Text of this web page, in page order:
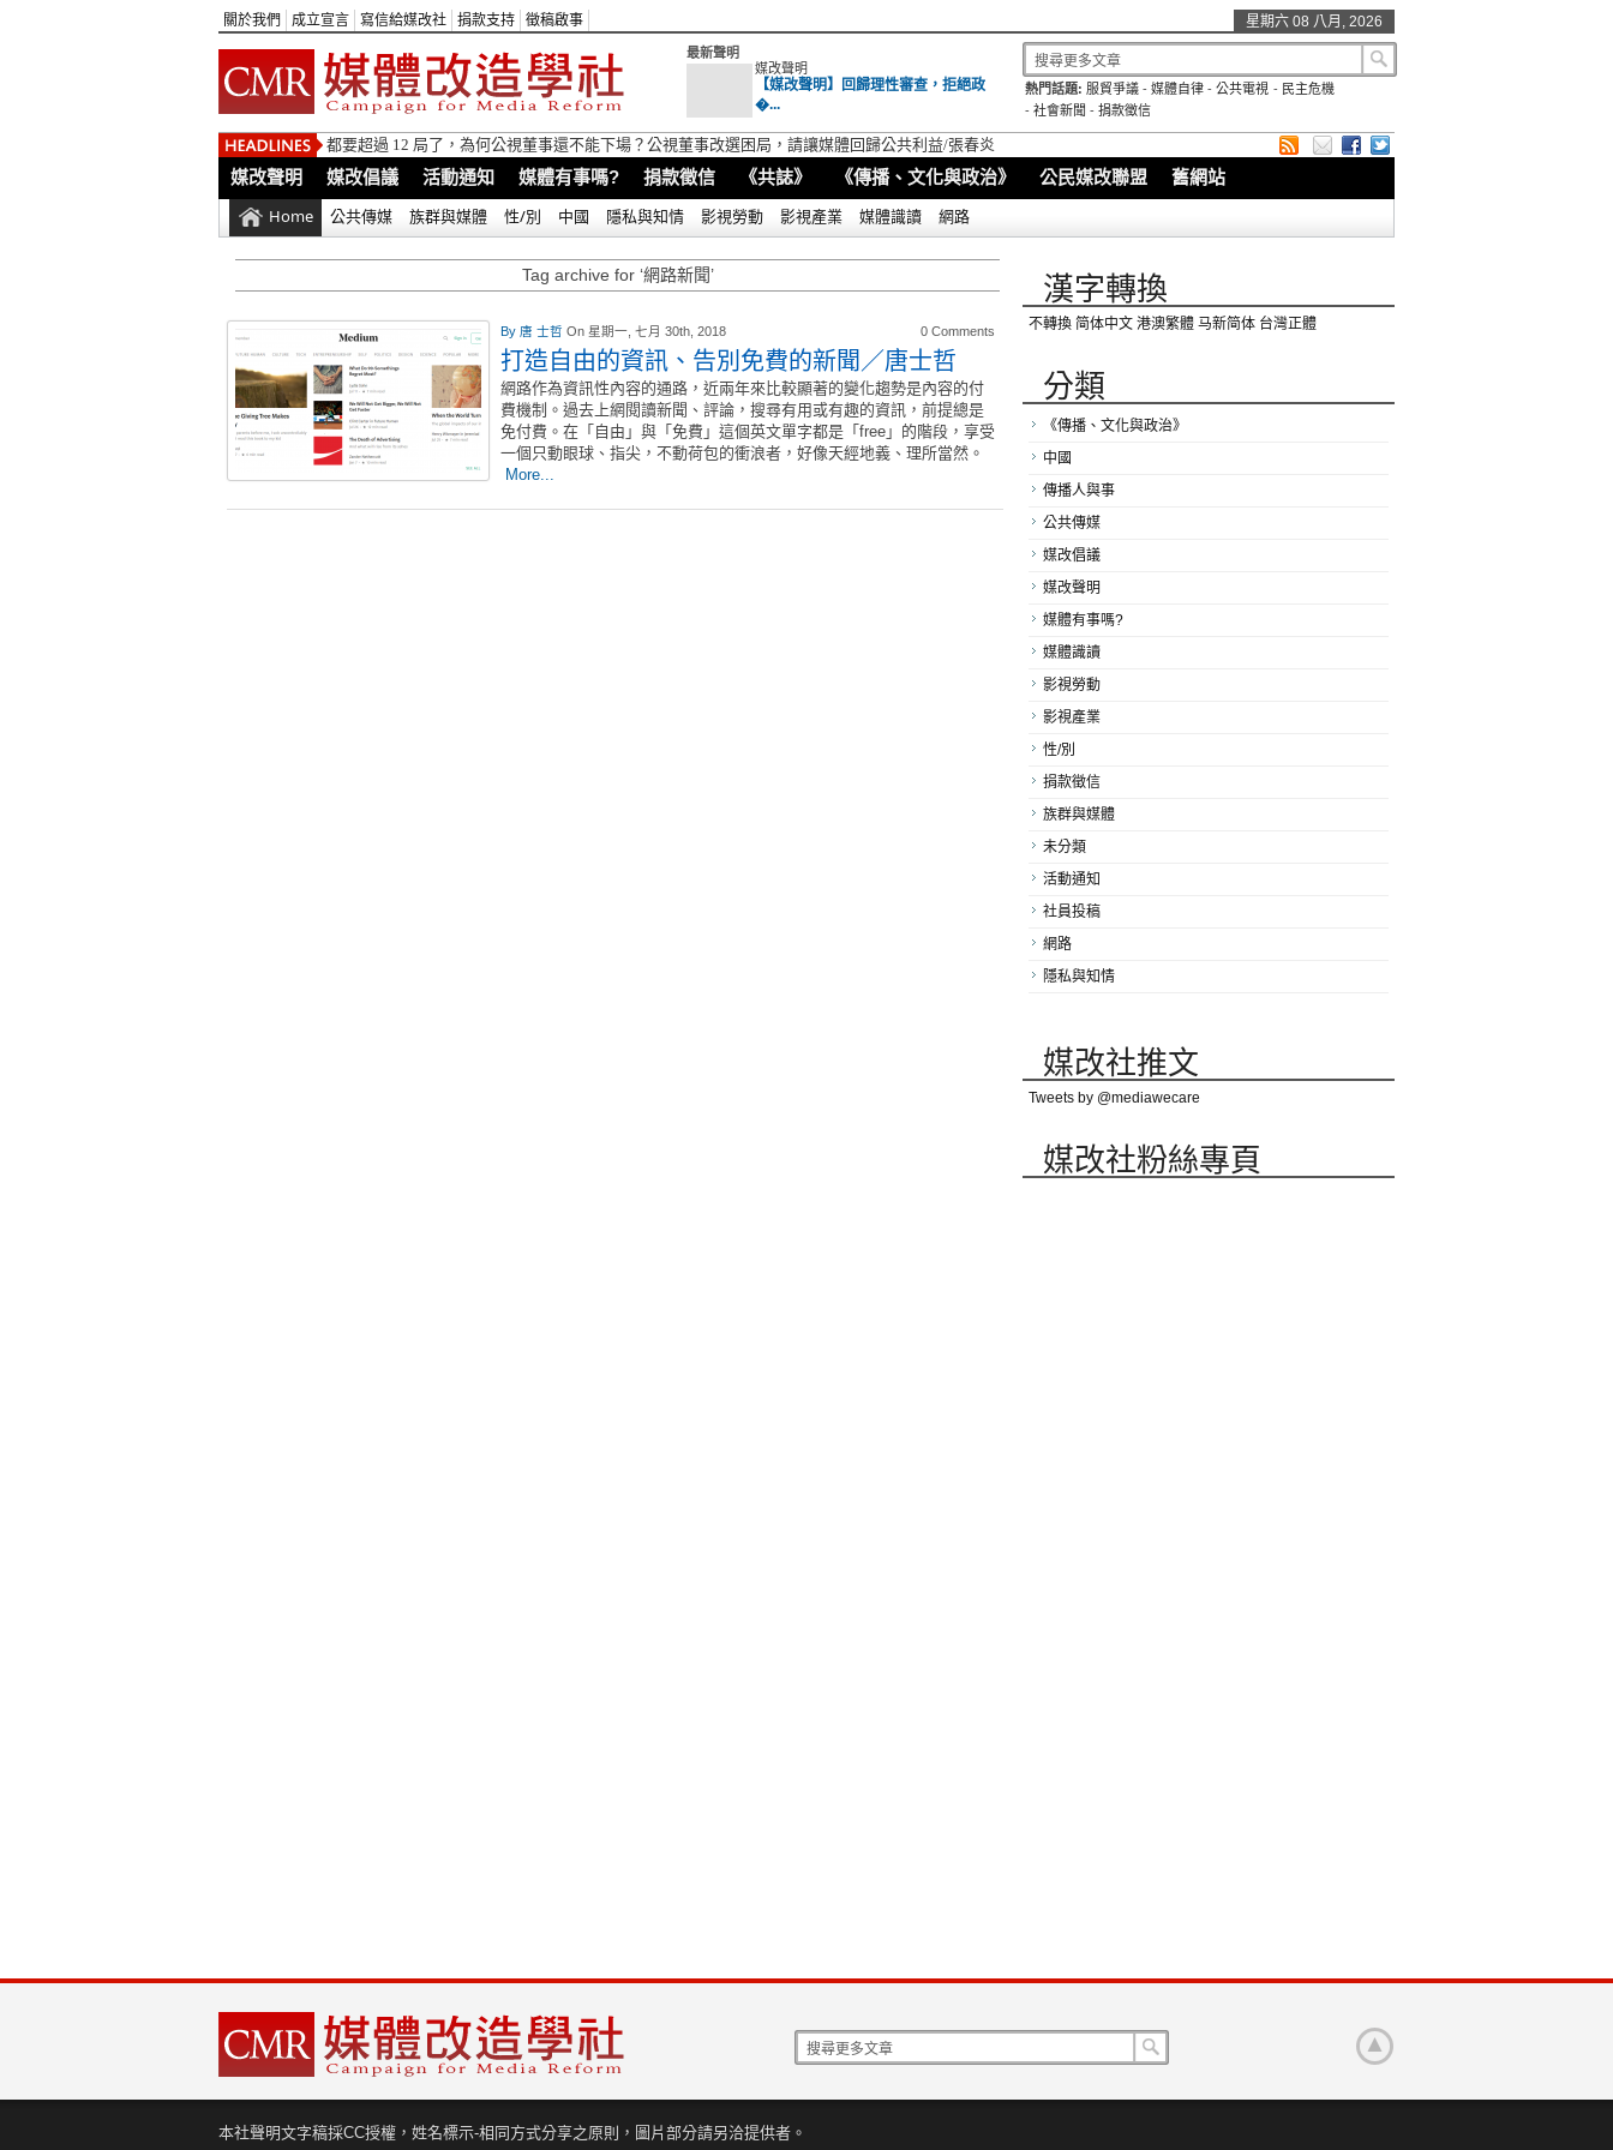
關於我們 成立宣言 寫信給媒改社 捐款支持 徵稿啟事 星期六 08 八月, 2026
最新聲明
媒改聲明
【媒改聲明】回歸理性審查，拒絕政
�...
熱門話題: 服貿爭議 -媒體自律 -公共電視 - 民主危機
- 社會新聞 - 捐款徵信
都要超過 12 局了，為何公視董事還不能下場？公視董事改選困局，請讓媒體回歸公共利益/張春炎
媒改聲明 媒改倡議 活動通知 媒體有事嗎? 捐款徵信 《共誌》 《傳播、文化與政治》 公民媒改聯盟 舊網站
Home 公共傳媒 族群與媒體 性/別 中國 隱私與知情 影視勞動 影視產業 媒體識讀 網路
Tag archive for ‘網路新聞’
By 唐 士哲 On 星期一, 七月 30th, 2018 0 Comments
打造自由的資訊、告別免費的新聞／唐士哲
網路作為資訊性內容的通路，近兩年來比較顯著的變化趨勢是內容的付
費機制。過去上網閱讀新聞、評論，搜尋有用或有趣的資訊，前提總是
免付費。在「自由」與「免費」這個英文單字都是「free」的階段，享受
一個只動眼球、指尖，不動荷包的衝浪者，好像天經地義、理所當然。
More...
漢字轉換
不轉換 简体中文 港澳繁體 马新简体 台灣正體
分類
《傳播、文化與政治》
中國
傳播人與事
公共傳媒
媒改倡議
媒改聲明
媒體有事嗎?
媒體識讀
影視勞動
影視產業
性/別
捐款徵信
族群與媒體
未分類
活動通知
社員投稿
網路
隱私與知情
媒改社推文
Tweets by @mediawecare
媒改社粉絲專頁
本社聲明文字稿採CC授權，姓名標示-相同方式分享之原則，圖片部分請另洽提供者。